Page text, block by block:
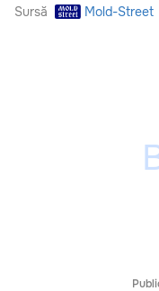
Sursă Mold-Street